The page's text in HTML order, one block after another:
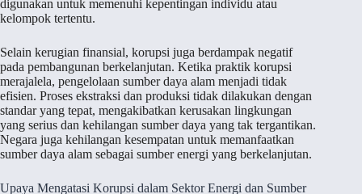
digunakan untuk memenuhi kepentingan individu atau
kelompok tertentu.
Selain kerugian finansial, korupsi juga berdampak negatif
pada pembangunan berkelanjutan. Ketika praktik korupsi
merajalela, pengelolaan sumber daya alam menjadi tidak
efisien. Proses ekstraksi dan produksi tidak dilakukan dengan
standar yang tepat, mengakibatkan kerusakan lingkungan
yang serius dan kehilangan sumber daya yang tak tergantikan.
Negara juga kehilangan kesempatan untuk memanfaatkan
sumber daya alam sebagai sumber energi yang berkelanjutan.
Upaya Mengatasi Korupsi dalam Sektor Energi dan Sumber